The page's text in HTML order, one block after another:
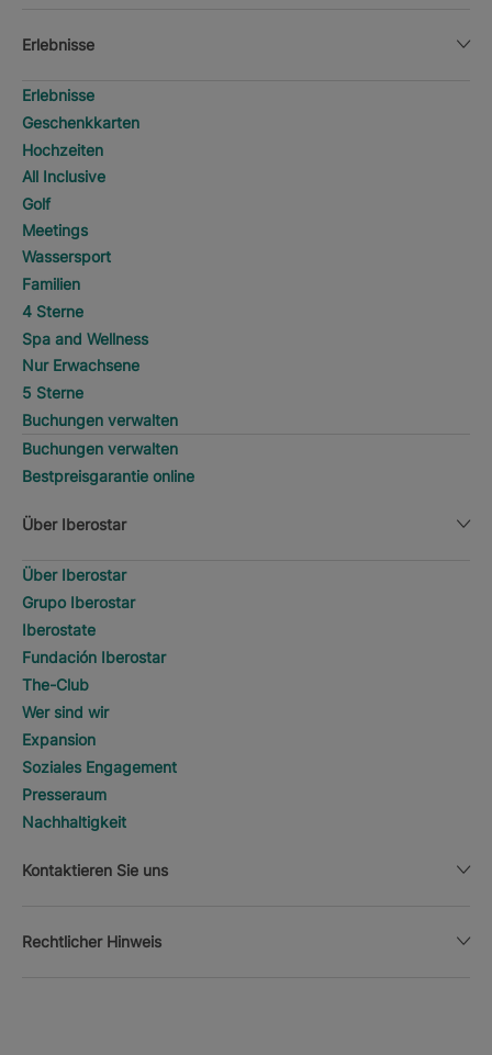
Erlebnisse
Erlebnisse
Geschenkkarten
Hochzeiten
All Inclusive
Golf
Meetings
Wassersport
Familien
4 Sterne
Spa and Wellness
Nur Erwachsene
5 Sterne
Buchungen verwalten
Buchungen verwalten
Bestpreisgarantie online
Über Iberostar
Über Iberostar
Grupo Iberostar
Iberostate
Fundación Iberostar
The-Club
Wer sind wir
Expansion
Soziales Engagement
Presseraum
Nachhaltigkeit
Kontaktieren Sie uns
Rechtlicher Hinweis